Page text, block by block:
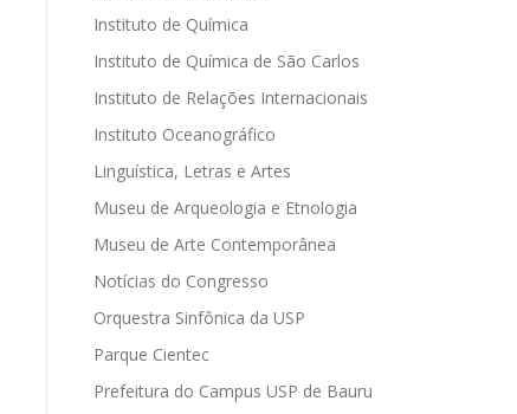
Instituto de Química
Instituto de Química de São Carlos
Instituto de Relações Internacionais
Instituto Oceanográfico
Linguística, Letras e Artes
Museu de Arqueologia e Etnologia
Museu de Arte Contemporânea
Notícias do Congresso
Orquestra Sinfônica da USP
Parque Cientec
Prefeitura do Campus USP de Bauru